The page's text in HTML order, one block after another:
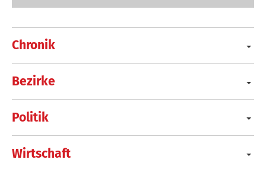
Chronik
Bezirke
Politik
Wirtschaft